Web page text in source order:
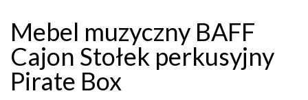
Mebel muzyczny BAFF
Cajon Stołek perkusyjny
Pirate Box